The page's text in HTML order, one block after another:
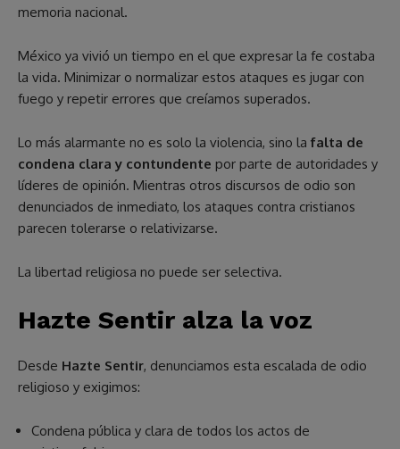
memoria nacional.
México ya vivió un tiempo en el que expresar la fe costaba
la vida. Minimizar o normalizar estos ataques es jugar con
fuego y repetir errores que creíamos superados.
Lo más alarmante no es solo la violencia, sino la falta de
condena clara y contundente por parte de autoridades y
líderes de opinión. Mientras otros discursos de odio son
denunciados de inmediato, los ataques contra cristianos
parecen tolerarse o relativizarse.
La libertad religiosa no puede ser selectiva.
Hazte Sentir alza la voz
Desde Hazte Sentir, denunciamos esta escalada de odio
religioso y exigimos:
Condena pública y clara de todos los actos de